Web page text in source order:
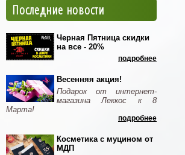
Последние новости
Черная Пятница скидки
на все - 20%
подробнее
Весенняя акция!
Подарок от интернет-
магазина Леккос к 8
Марта!
подробнее
Косметика с муцином от
МДП